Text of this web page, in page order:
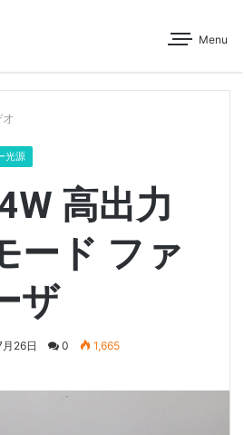
Menu
光源
高出力
ード ファ
ザ
26日 0
1,665